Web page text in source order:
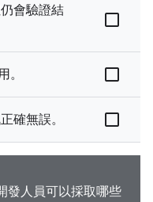
會驗證結
。
確無誤。
發人員可以採取哪些